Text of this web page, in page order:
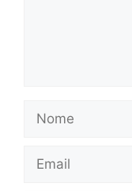
Nome
Email